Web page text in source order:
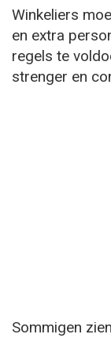
Winkeliers
en extra
regels te
strenger en
Sommigen